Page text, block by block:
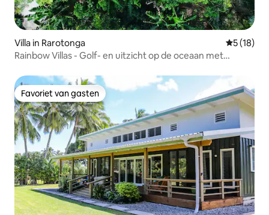
Villa in Rarotonga
5 (18)
Rainbow Villas - Golf- en uitzicht op de oceaan met
Favoriet van gasten
Favoriet van gasten